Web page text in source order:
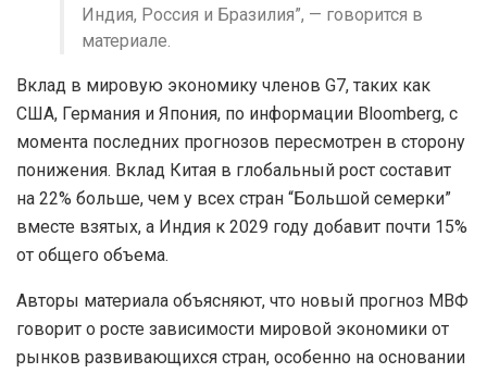
Индия, Россия и Бразилия”, — говорится в
материале.
Вклад в мировую экономику членов G7, таких как
США, Германия и Япония, по информации Bloomberg, с
момента последних прогнозов пересмотрен в сторону
понижения. Вклад Китая в глобальный рост составит
на 22% больше, чем у всех стран “Большой семерки”
вместе взятых, а Индия к 2029 году добавит почти 15%
от общего объема.
Авторы материала объясняют, что новый прогноз МВФ
говорит о росте зависимости мировой экономики от
рынков развивающихся стран, особенно на основании